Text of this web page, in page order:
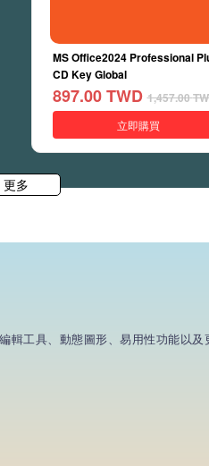
MS Office2024 Professional
CD Key Global
897.00 TWD 1,457.00
立即購買
更多
工具、動態圖形、易用性功能以及